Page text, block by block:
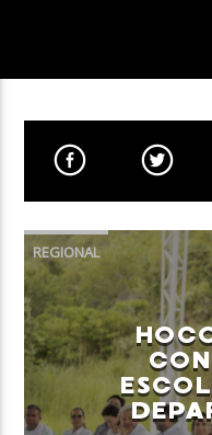
CANCIÓN ACTUAL
TÍTULO
ARTISTA
Neiva Estereo
REGIONAL